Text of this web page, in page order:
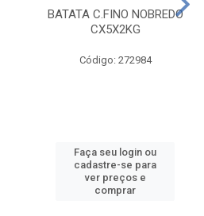
BATATA C.FINO NOBREDO
CX5X2KG
Código: 272984
Faça seu login ou
cadastre-se para
ver preços e
comprar